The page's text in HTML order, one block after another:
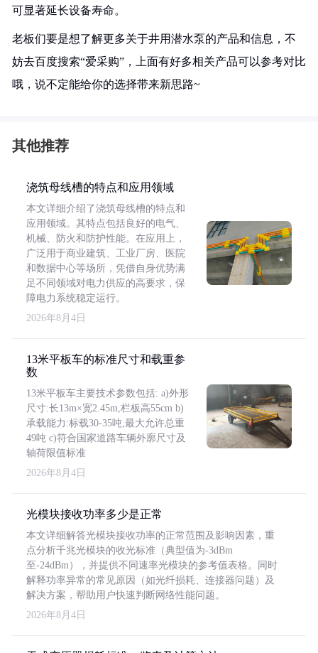
可显著延长设备寿命。
老板们要是想了解更多关于井用潜水泵的产品和信息，不
妨去百度搜索“爱采购”，上面有好多相关产品可以参考对比
哦，说不定能给你的选择带来新思路~
其他推荐
浇筑母线槽的特点和应用领域
本文详细介绍了浇筑母线槽的特点和
应用领域。其特点包括良好的电气、
机械、防火和防护性能。在应用上，
广泛用于商业建筑、工业厂房、医院
和数据中心等场所，凭借自身优势满
足不同领域对电力供应的高要求，保
障电力系统稳定运行。
2026年8月4日
13米平板车的标准尺寸和载重参
数
13米平板车主要技术参数包括: a)外形
尺寸:长13m×宽2.45m,栏板高55cm b)
承载能力:标载30-35吨,最大允许总重
49吨 c)符合国家道路车辆外廓尺寸及
轴荷限值标准
2026年8月4日
光模块接收功率多少是正常
本文详细解答光模块接收功率的正常范围及影响因素，重
点分析千兆光模块的收光标准（典型值为-3dBm
至-24dBm），并提供不同速率光模块的参考值表格。同时
解释功率异常的常见原因（如光纤损耗、连接器问题）及
解决方案，帮助用户快速判断网络性能问题。
2026年8月4日